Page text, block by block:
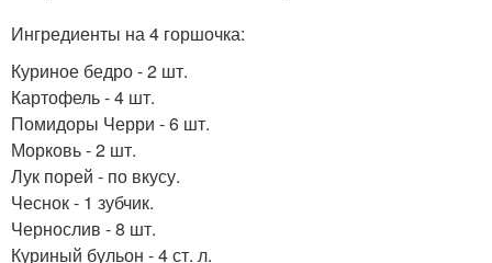
Ингредиенты на 4 горшочка:
Куриное бедро - 2 шт.
Картофель - 4 шт.
Помидоры Черри - 6 шт.
Морковь - 2 шт.
Лук порей - по вкусу.
Чеснок - 1 зубчик.
Чернослив - 8 шт.
Куриный бульон - 4 ст. л.